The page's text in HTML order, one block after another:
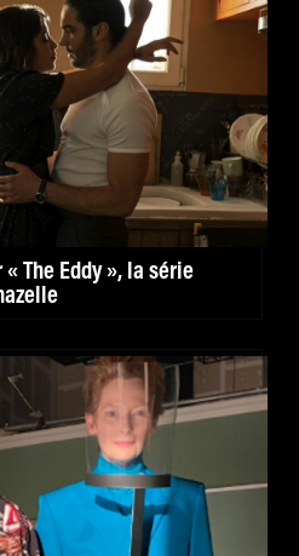
The Eddy », la série